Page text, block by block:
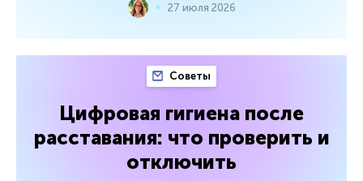
27 июля 2026
Советы
Цифровая гигиена после
расставания: что проверить и
отключить